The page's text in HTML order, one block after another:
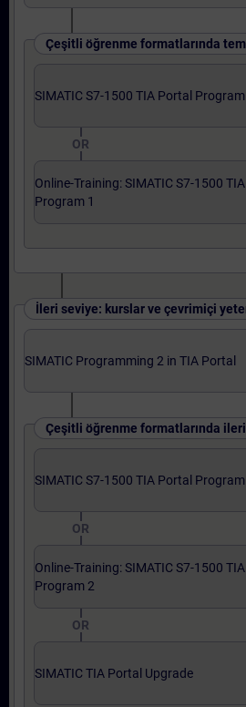
Çeşitli öğrenme formatlarında
SIMATIC S7-1500 TIA Portal Program
OR
Online-Training: SIMATIC S7-1500
Program 1
İleri seviye: kurslar ve çevrimiçi
SIMATIC Programming 2 in TIA Portal
Çeşitli öğrenme formatlarında
SIMATIC S7-1500 TIA Portal
OR
Online-Training: SIMATIC S7-1500
Program 2
OR
SIMATIC TIA Portal Upgrade